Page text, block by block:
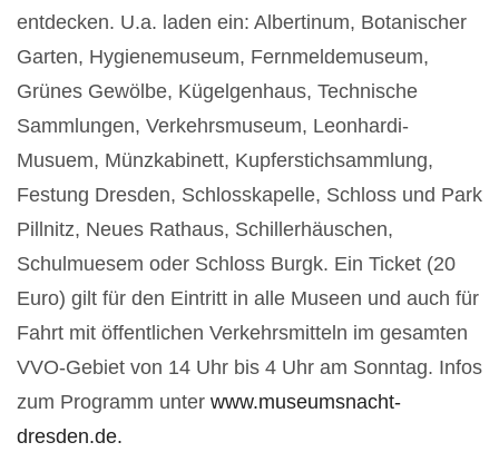
entdecken. U.a. laden ein: Albertinum, Botanischer
Garten, Hygienemuseum, Fernmeldemuseum,
Grünes Gewölbe, Kügelgenhaus, Technische
Sammlungen, Verkehrsmuseum, Leonhardi-
Musuem, Münzkabinett, Kupferstichsammlung,
Festung Dresden, Schlosskapelle, Schloss und Park
Pillnitz, Neues Rathaus, Schillerhäuschen,
Schulmuesem oder Schloss Burgk. Ein Ticket (20
Euro) gilt für den Eintritt in alle Museen und auch für
Fahrt mit öffentlichen Verkehrsmitteln im gesamten
VVO-Gebiet von 14 Uhr bis 4 Uhr am Sonntag. Infos
zum Programm unter www.museumsnacht-
dresden.de.